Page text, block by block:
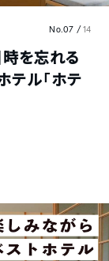
No.07 /14
時を忘れる
テル「ホテ